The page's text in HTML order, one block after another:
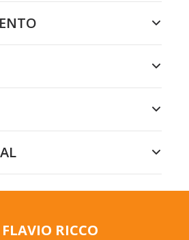
FLAVIO RICCO